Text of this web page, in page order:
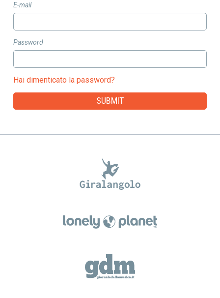
E-mail
Password
Hai dimenticato la password?